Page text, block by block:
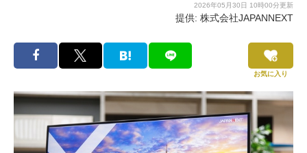
2026年05月30日 10時00分更新
提供: 株式会社JAPANNEXT
お気に入り